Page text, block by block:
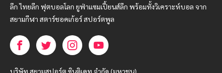
ลีก ไทยลีก ฟุตบอลโลก ยูฟ่าแซมเปี้ยนส์ลีก พร้อมทั้งวิเคราะห์บอล จาก
สยามกีฬา สตาร์ชอคเก้อร์ สปอร์ตพูล